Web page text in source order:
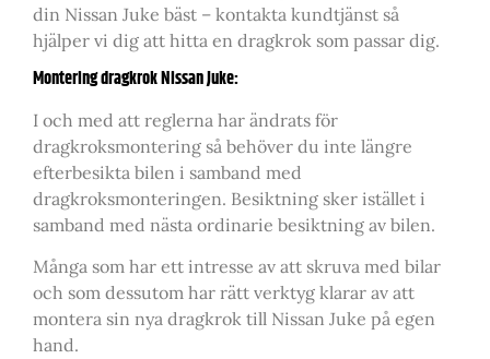
din Nissan Juke bäst – kontakta kundtjänst så
hjälper vi dig att hitta en dragkrok som passar dig.
Montering dragkrok Nissan Juke:
I och med att reglerna har ändrats för
dragkroksmontering så behöver du inte längre
efterbesikta bilen i samband med
dragkroksmonteringen. Besiktning sker istället i
samband med nästa ordinarie besiktning av bilen.
Många som har ett intresse av att skruva med bilar
och som dessutom har rätt verktyg klarar av att
montera sin nya dragkrok till Nissan Juke på egen
hand.